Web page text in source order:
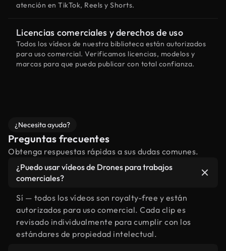
atención en TikTok, Reels y Shorts.
Licencias comerciales y derechos de uso
Todos los vídeos de nuestra biblioteca están autorizados
para uso comercial. Verificamos licencias, modelos y
marcas para que pueda publicar con total confianza.
¿Necesita ayuda?
Preguntas frecuentes
Obtenga respuestas rápidas a sus dudas comunes.
¿Puedo usar vídeos de Drones para trabajos
comerciales?
Sí — todos los vídeos son royalty-free y están
autorizados para uso comercial. Cada clip es
revisado individualmente para cumplir con los
estándares de propiedad intelectual.